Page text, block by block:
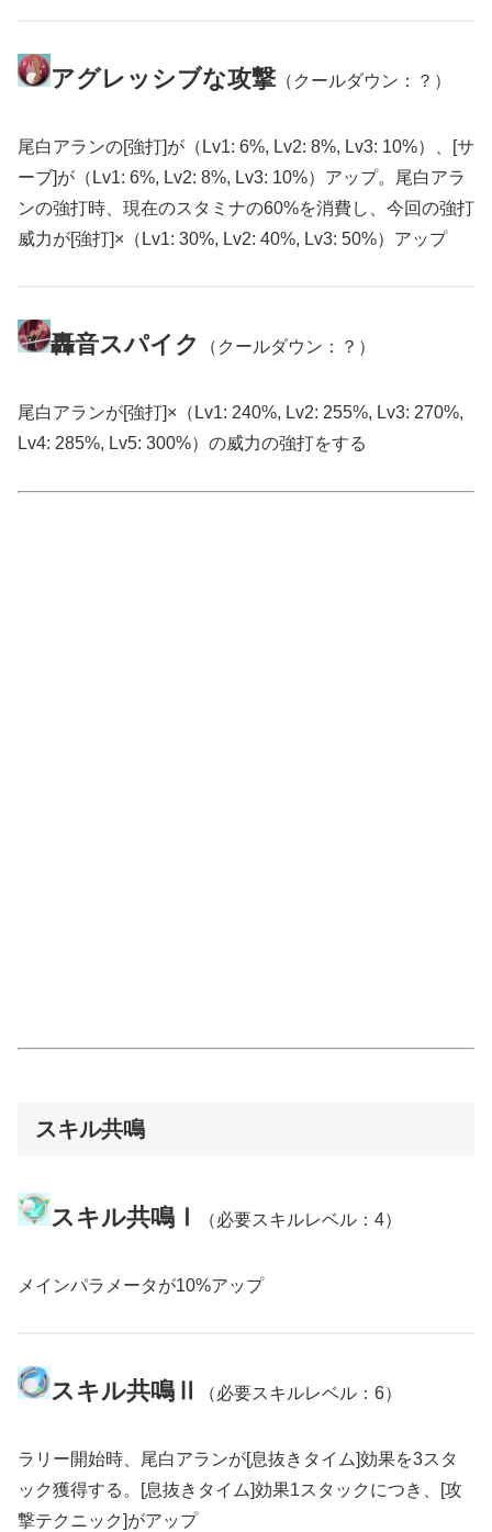
アグレッシブな攻撃 （クールダウン：？）
尾白アランの[強打]が（Lv1: 6%, Lv2: 8%, Lv3: 10%）、[サ
ーブ]が（Lv1: 6%, Lv2: 8%, Lv3: 10%）アップ。尾白アラ
ンの強打時、現在のスタミナの60%を消費し、今回の強打
威力が[強打]×（Lv1: 30%, Lv2: 40%, Lv3: 50%）アップ
轟音スパイク （クールダウン：？）
尾白アランが[強打]×（Lv1: 240%, Lv2: 255%, Lv3: 270%,
Lv4: 285%, Lv5: 300%）の威力の強打をする
スキル共鳴
スキル共鳴Ⅰ （必要スキルレベル：4）
メインパラメータが10%アップ
スキル共鳴Ⅱ （必要スキルレベル：6）
ラリー開始時、尾白アランが[息抜きタイム]効果を3スタ
ック獲得する。[息抜きタイム]効果1スタックにつき、[攻
撃テクニック]がアップ